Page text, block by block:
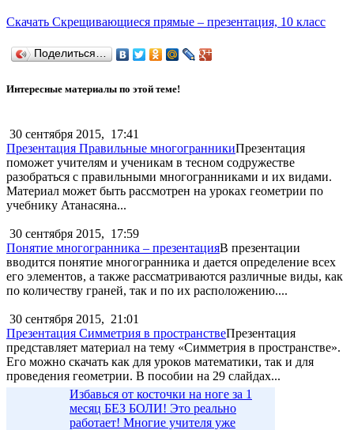
Скачать Скрещивающиеся прямые – презентация, 10 класс
Поделиться…
Интересные материалы по этой теме!
30 сентября 2015, 17:41
Презентация Правильные многогранникиПрезентация
поможет учителям и ученикам в тесном содружестве
разобраться с правильными многогранниками и их видами.
Материал может быть рассмотрен на уроках геометрии по
учебнику Атанасяна...
30 сентября 2015, 17:59
Понятие многогранника – презентацияВ презентации
вводится понятие многогранника и дается определение всех
его элементов, а также рассматриваются различные виды, как
по количеству граней, так и по их расположению....
30 сентября 2015, 21:01
Презентация Симметрия в пространствеПрезентация
представляет материал на тему «Симметрия в пространстве».
Его можно скачать как для уроков математики, так и для
проведения геометрии. В пособии на 29 слайдах...
Избавься от косточки на ноге за 1
месяц БЕЗ БОЛИ! Это реально
работает! Многие учителя уже